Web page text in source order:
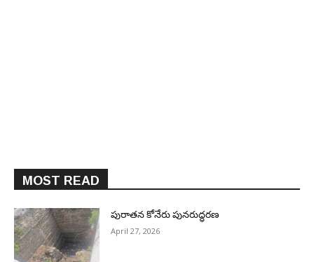
MOST READ
పురాత‌న కోనేరు పున‌రుద్ధ‌ర‌ణ
April 27, 2026